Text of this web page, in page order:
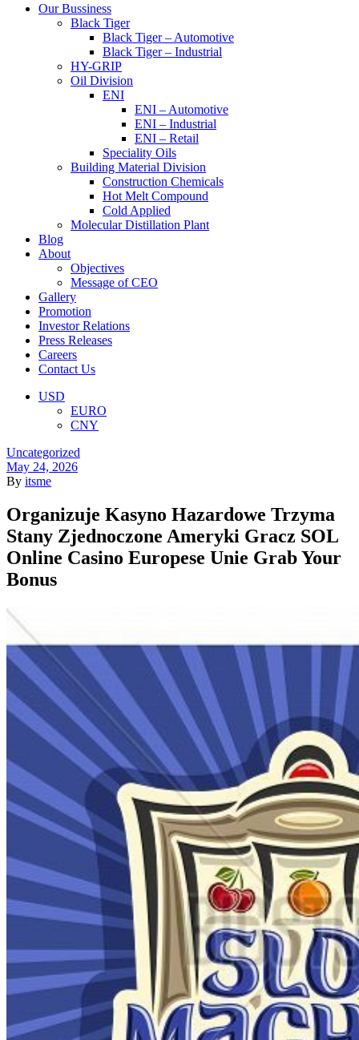
Our Bussiness
Black Tiger
Black Tiger – Automotive
Black Tiger – Industrial
HY-GRIP
Oil Division
ENI
ENI – Automotive
ENI – Industrial
ENI – Retail
Speciality Oils
Building Material Division
Construction Chemicals
Hot Melt Compound
Cold Applied
Molecular Distillation Plant
Blog
About
Objectives
Message of CEO
Gallery
Promotion
Investor Relations
Press Releases
Careers
Contact Us
Menu
USD
EURO
CNY
Categories
Uncategorized
May 24, 2026
By itsme
Organizuje Kasyno Hazardowe Trzyma
Stany Zjednoczone Ameryki Gracz SOL
Online Casino Europese Unie Grab Your
Bonus